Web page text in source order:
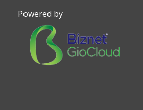
Powered by